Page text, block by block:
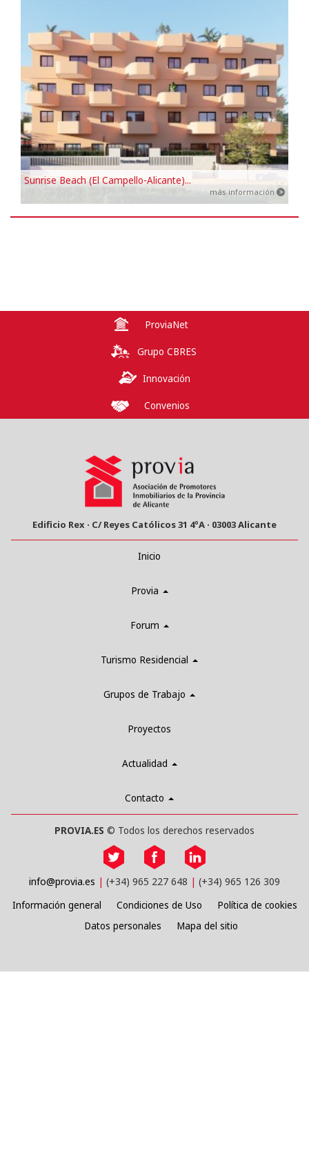
Sunrise Beach (El Campello-Alicante)...
más información
ProviaNet
Grupo CBRES
Innovación
Convenios
Edificio Rex · C/ Reyes Católicos 31 4ºA · 03003 Alicante
Inicio
Provia
Forum
Turismo Residencial
Grupos de Trabajo
Proyectos
Actualidad
Contacto
PROVIA.ES © Todos los derechos reservados
info@provia.es (+34) 965 227 648 (+34) 965 126 309
Información general Condiciones de Uso
Política de cookies
Datos personales
Mapa del sitio